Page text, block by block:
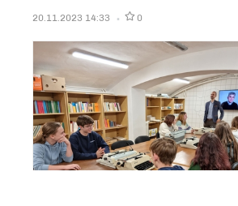
20.11.2023 14:33 0